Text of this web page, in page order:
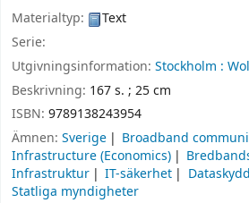
Materialtyp:
Text
Serie:
Utgivningsinformation: Stockholm :
Beskrivning: 167 s. ; 25 cm
ISBN: 9789138243954
Ämnen: Sverige
Broadband
Infrastructure (Economics)
Infrastruktur
IT-säkerhet
Dataskydd
Statliga myndigheter